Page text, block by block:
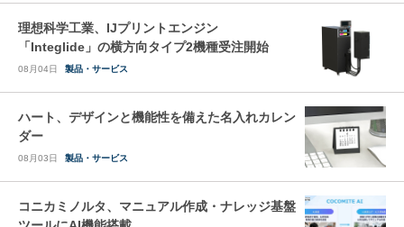
理想科学工業、IJプリントエンジン
「Integlide」の横方向タイプ2機種受注開始
08月04日 製品・サービス
ハート、デザインと機能性を備えた名入れカレン
ダー
08月03日 製品・サービス
コニカミノルタ、マニュアル作成・ナレッジ基盤